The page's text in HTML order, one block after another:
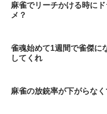
麻雀でリーチかける時に
メ？
雀魂始めて1週間で雀傑に
してくれ
麻雀の放銃率が下がらなく